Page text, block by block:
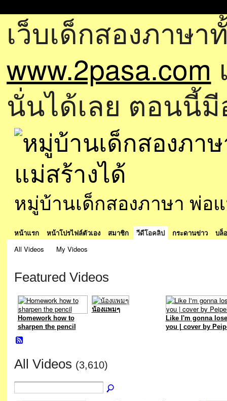
เว็บเด็กสองภาษ
www.2pasa.com
นั่นได้เลย ตอนนี้มี
หมู่บ้านเด็กสองภาษา พ่อ
หน้าแรก หน้าโปรไฟล์ตัวเอง สมาชิก วีดีโอคลิป กระดานข่าว
บล็
All Videos
My Videos
Featured Videos
Homework how to
sharpen the pencil
น้องแพมๆ
Like I'm gonna lose
you | cover by
All Videos (3,610)